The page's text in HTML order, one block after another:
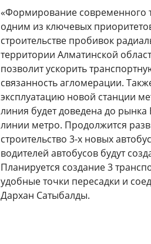
«Формирование современного
одним из ключевых
строительстве пробивок
территории Алматинской
позволит ускорить
связанность агломерации.
эксплуатацию новой станции
линия будет доведена до рынка
линии метро. Продолжится
строительство 3-х новых
водителей автобусов будут
Планируется создание 3
удобные точки пересадки и
Дархан Сатыбалды.